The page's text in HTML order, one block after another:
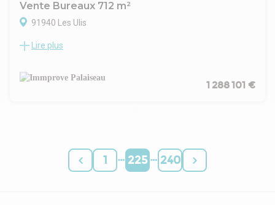
Vente Bureaux 712 m²
91940 Les Ulis
Idéalement situé au coeur de la zone industrielle de
et de la route nationale 118, Immprove vous propose à la
vente un immeuble indépendant d'environ 712 m², non
Lire plus
1 288 101 €
1 … 225 … 240